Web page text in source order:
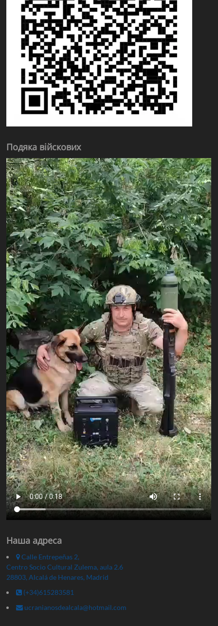
Подяка війскових
Наша адреса
Calle Entrepeñas 2,
Centro Socio Cultural Zulema, aula 2.6
28803, Alcalá de Henares, Madrid
(+34)615283581
ucranianosdealcala@hotmail.com